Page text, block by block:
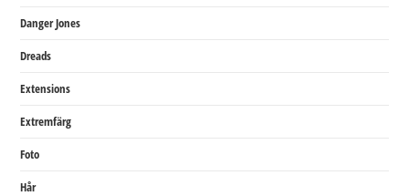
Danger Jones
Dreads
Extensions
Extremfärg
Foto
Hår